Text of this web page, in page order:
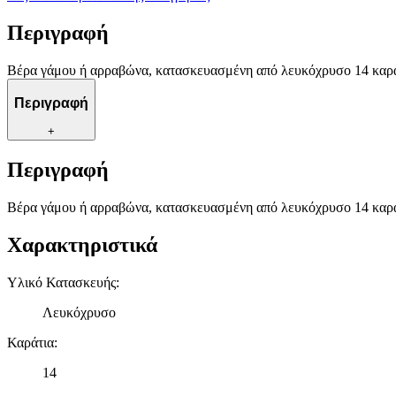
Περιγραφή
Βέρα γάμου ή αρραβώνα, κατασκευασμένη από λευκόχρυσο 14
Περιγραφή
+
Περιγραφή
Βέρα γάμου ή αρραβώνα, κατασκευασμένη από λευκόχρυσο 14
Χαρακτηριστικά
Υλικό Κατασκευής:
Λευκόχρυσο
Καράτια:
14